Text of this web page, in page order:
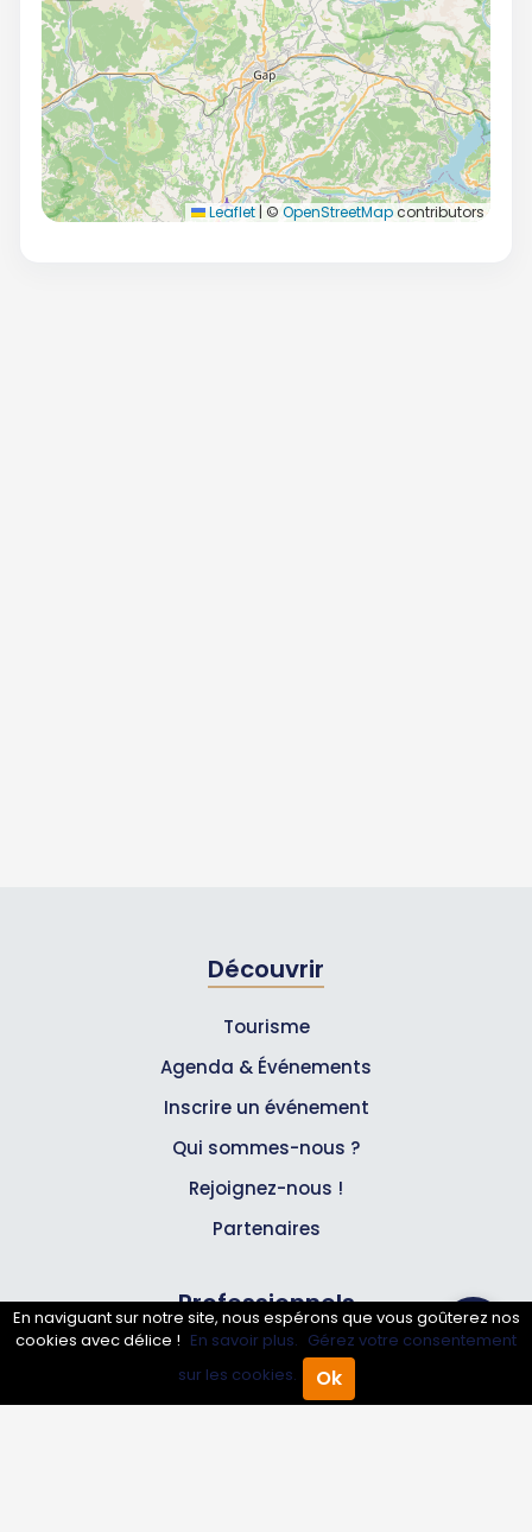
Annuaire Pro Agenda
Leaflet | © OpenStreetMapcontributors
Découvrir
Tourisme
Agenda & Événements
Inscrire un événement
Qui sommes-nous ?
Rejoignez-nous !
Partenaires
Professionnels
Annuaire pro
Inscrire mon entreprise
En naviguant sur notre site, nous espérons que vous goûterez nos
cookies avec délice ! En savoir plus. Gérez votre consentement
sur les cookies.
Ok